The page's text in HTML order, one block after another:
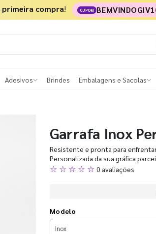
primeira compra! CUPOM
Adesivos Brindes Embalagens e Sacolas
Garrafa Inox
Resistente e pronta para
Personalizada da sua gráfica
☆ ☆ ☆ ☆ ☆ 0 avaliações
Modelo